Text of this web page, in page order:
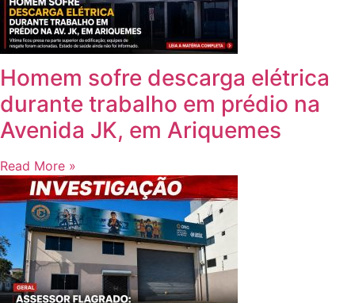
Homem sofre descarga elétrica
durante trabalho em prédio na
Avenida JK, em Ariquemes
Read More »